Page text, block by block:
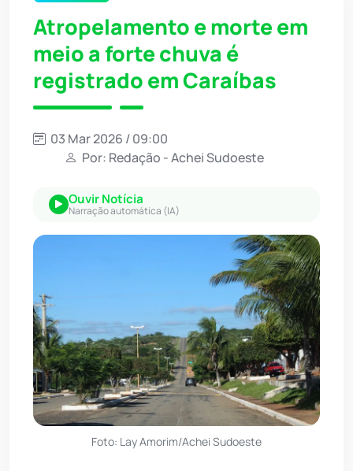
Atropelamento e morte em
meio a forte chuva é
registrado em Caraíbas
03 Mar 2026 / 09:00
Por: Redação - Achei Sudoeste
Ouvir Notícia
Narração automática (IA)
Foto: Lay Amorim/Achei Sudoeste